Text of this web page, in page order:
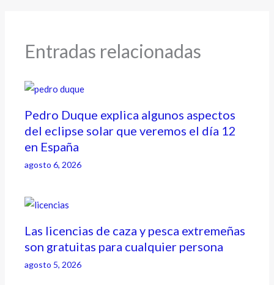
Entradas relacionadas
Pedro Duque explica algunos aspectos
del eclipse solar que veremos el día 12
en España
agosto 6, 2026
Las licencias de caza y pesca extremeñas
son gratuitas para cualquier persona
agosto 5, 2026